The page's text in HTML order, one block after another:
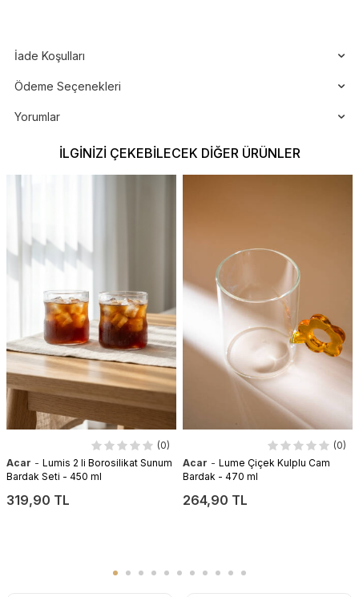
İade Koşulları
Ödeme Seçenekleri
Yorumlar
İLGINIZI ÇEKEBILECEK DIĞER ÜRÜNLER
(0)
Acar - Lumis 2 li Borosilikat Sunum
Bardak Seti - 450 ml
319,90 TL
(0)
Acar - Lume Çiçek Kulplu Cam
Bardak - 470 ml
264,90 TL